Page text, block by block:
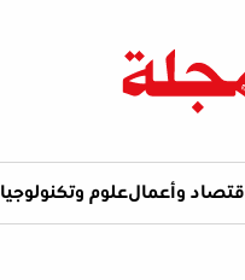
اقتصاد وأعمالعلوم وتكنولوجيا